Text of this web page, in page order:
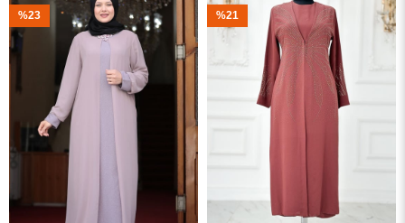
%23 %21